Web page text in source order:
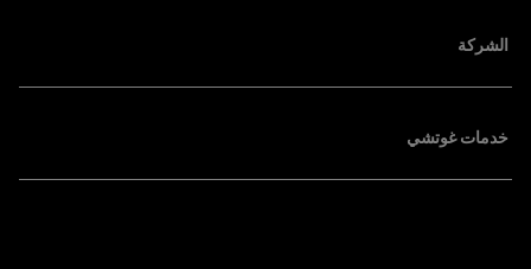
الشركة
خدمات غوتشي